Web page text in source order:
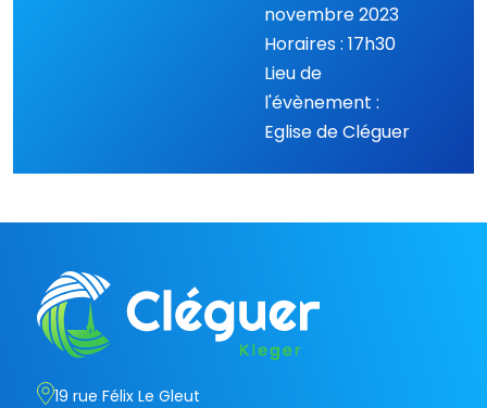
novembre 2023
Horaires : 17h30
Lieu de
l'évènement :
Eglise de Cléguer
19 rue Félix Le Gleut